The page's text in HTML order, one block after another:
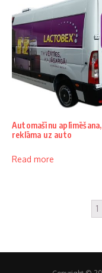
Automašīnu aplīmēšana,
reklāma uz auto
Read more
1